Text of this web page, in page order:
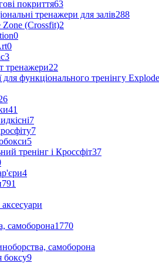
покриття63
тренажери для залів288
Zone (Crossfit)2
0
0
3
тренажери22
для функціонального тренінгу Explode
41
7
7
5
тренінг і Кроссфіт37
4
791
самоборона1770
самоборона
боксу9